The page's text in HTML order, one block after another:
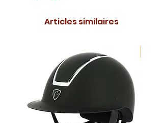
Articles similaires